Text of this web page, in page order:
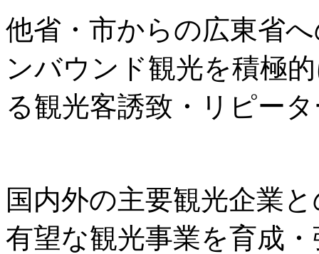
他省・市からの広東省
ンバウンド観光を積極
る観光客誘致・リピー
国内外の主要観光企業
有望な観光事業を育成